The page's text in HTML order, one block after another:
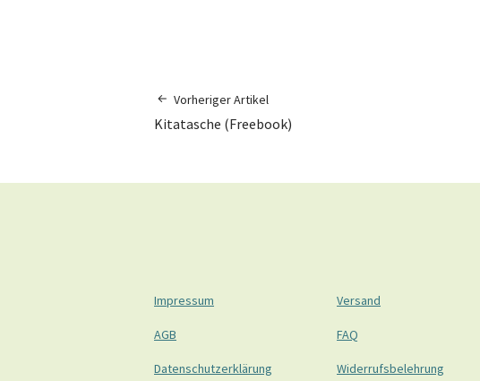
Vorheriger Artikel
Kitatasche (Freebook)
Impressum
AGB
Datenschutzerklärung
Versand
FAQ
Widerrufsbelehrung